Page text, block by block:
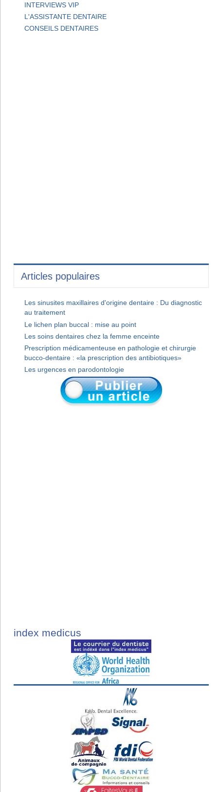
INTERVIEWS VIP
L'ASSISTANTE DENTAIRE
CONSEILS DENTAIRES
Articles populaires
Les sinusites maxillaires d'origine dentaire : Du diagnostic
au traitement
Le lichen plan buccal : mise au point
Les soins dentaires chez la femme enceinte
Prescription médicamenteuse en pathologie et chirurgie
bucco-dentaire : «la prescription des antibiotiques»
Les urgences en parodontologie
index medicus